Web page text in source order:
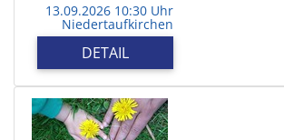
13.09.2026 10:30 Uhr
Niedertaufkirchen
DETAIL